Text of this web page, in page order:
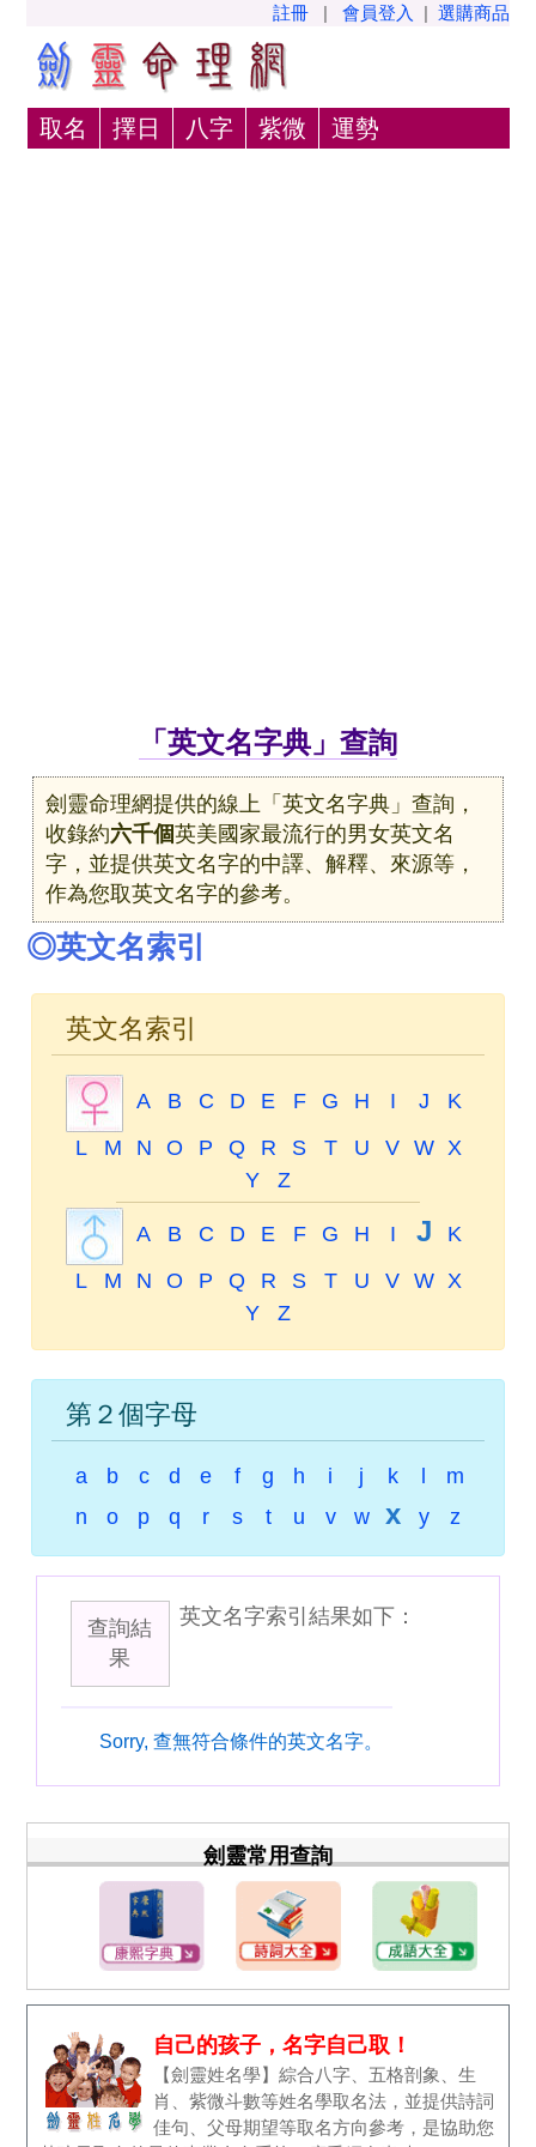
註冊 | 會員登入 | 選購商品
取名 擇日 八字 紫微 運勢
「英文名字典」查詢
劍靈命理網提供的線上「英文名字典」查詢，
收錄約六千個英美國家最流行的男女英文名
字，並提供英文名字的中譯、解釋、來源等，
作為您取英文名字的參考。
◎英文名索引
英文名索引
A B C D E F G H I J
K
L
M N O P Q R S T U V W X
Y
Z
A B C D E F G H I J
K
L
M N O P Q R S T U V W X
Y
Z
第２個字母
a b c d e f g h i j k
m
n
o p q r s t u v w x y z
查詢結
果
英文名字索引結果如下：
Sorry, 查無符合條件的英文名字。
劍靈常用查詢
自己的孩子，名字自己取！
【劍靈姓名學】綜合八字、五格剖象、生
肖、紫微斗數等姓名學取名法，並提供詩詞
佳句、父母期望等取名方向參考，是協助您